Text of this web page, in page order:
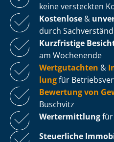
keine versteckten
Kostenlose &
durch
Kurzfristige
am Wochenende
Wertgutachten &
lungfür
Bewertung von
Buschvitz
Wertermittlungfür
Steuerliche